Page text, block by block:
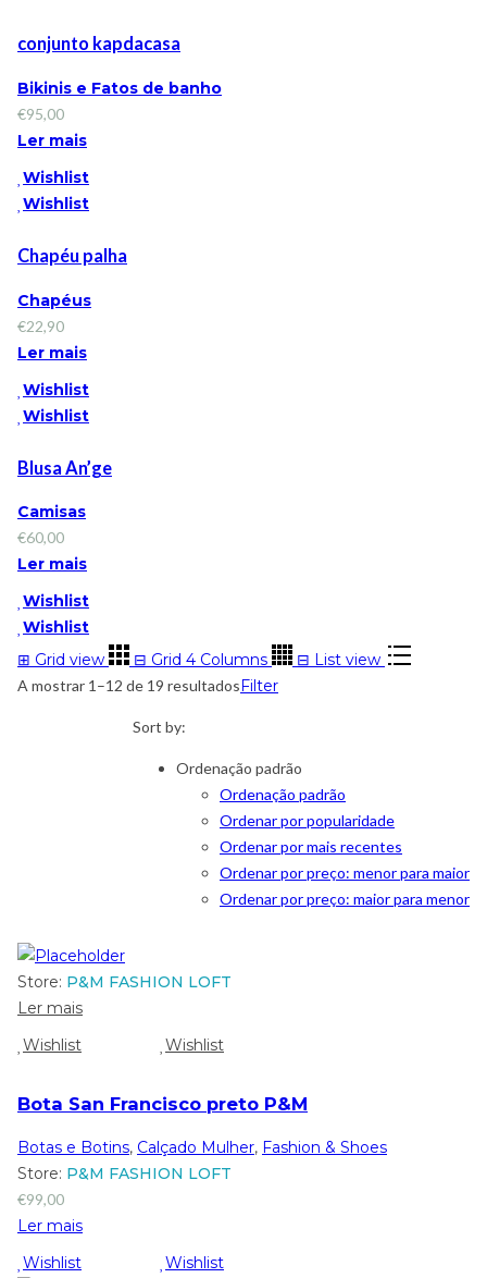
conjunto kapdacasa
Bikinis e Fatos de banho
€95,00
Ler mais
Wishlist
Wishlist
Chapéu palha
Chapéus
€22,90
Ler mais
Wishlist
Wishlist
Blusa An’ge
Camisas
€60,00
Ler mais
Wishlist
Wishlist
⊞ Grid view ⊟ Grid 4 Columns ⊟ List view
A mostrar 1–12 de 19 resultadosFilter
Sort by:
Ordenação padrão
Ordenação padrão
Ordenar por popularidade
Ordenar por mais recentes
Ordenar por preço: menor para maior
Ordenar por preço: maior para menor
Store: P&M FASHION LOFT
Ler mais
Wishlist
Wishlist
Bota San Francisco preto P&M
Botas e Botins, Calçado Mulher, Fashion & Shoes
Store: P&M FASHION LOFT
€99,00
Ler mais
Wishlist
Wishlist